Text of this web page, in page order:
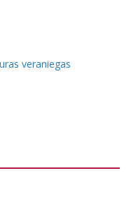
veraniegas